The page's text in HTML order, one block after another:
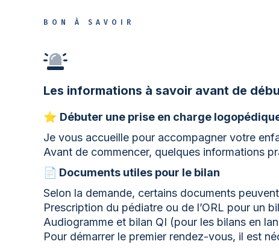
BON À SAVOIR
Les informations à savoir avant de
⭐ Débuter une prise en charge
Je vous accueille pour accompagner votre
Avant de commencer, quelques informations
📄 Documents utiles pour le bilan
Selon la demande, certains documents
Prescription du pédiatre ou de l’ORL pour un
Audiogramme et bilan QI (pour les bilans en
Pour démarrer le premier rendez-vous, il est